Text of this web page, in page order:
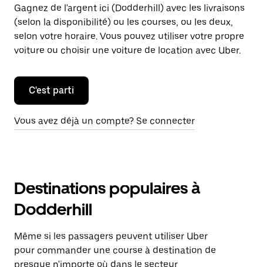
Gagnez de l'argent ici (Dodderhill) avec les livraisons
(selon la disponibilité) ou les courses, ou les deux,
selon votre horaire. Vous pouvez utiliser votre propre
voiture ou choisir une voiture de location avec Uber.
C'est parti
Vous avez déjà un compte? Se connecter
Destinations populaires à
Dodderhill
Même si les passagers peuvent utiliser Uber
pour commander une course à destination de
presque n'importe où dans le secteur